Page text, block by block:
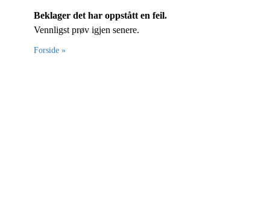
Beklager det har oppstått en feil.
Vennligst prøv igjen senere.
Forside »